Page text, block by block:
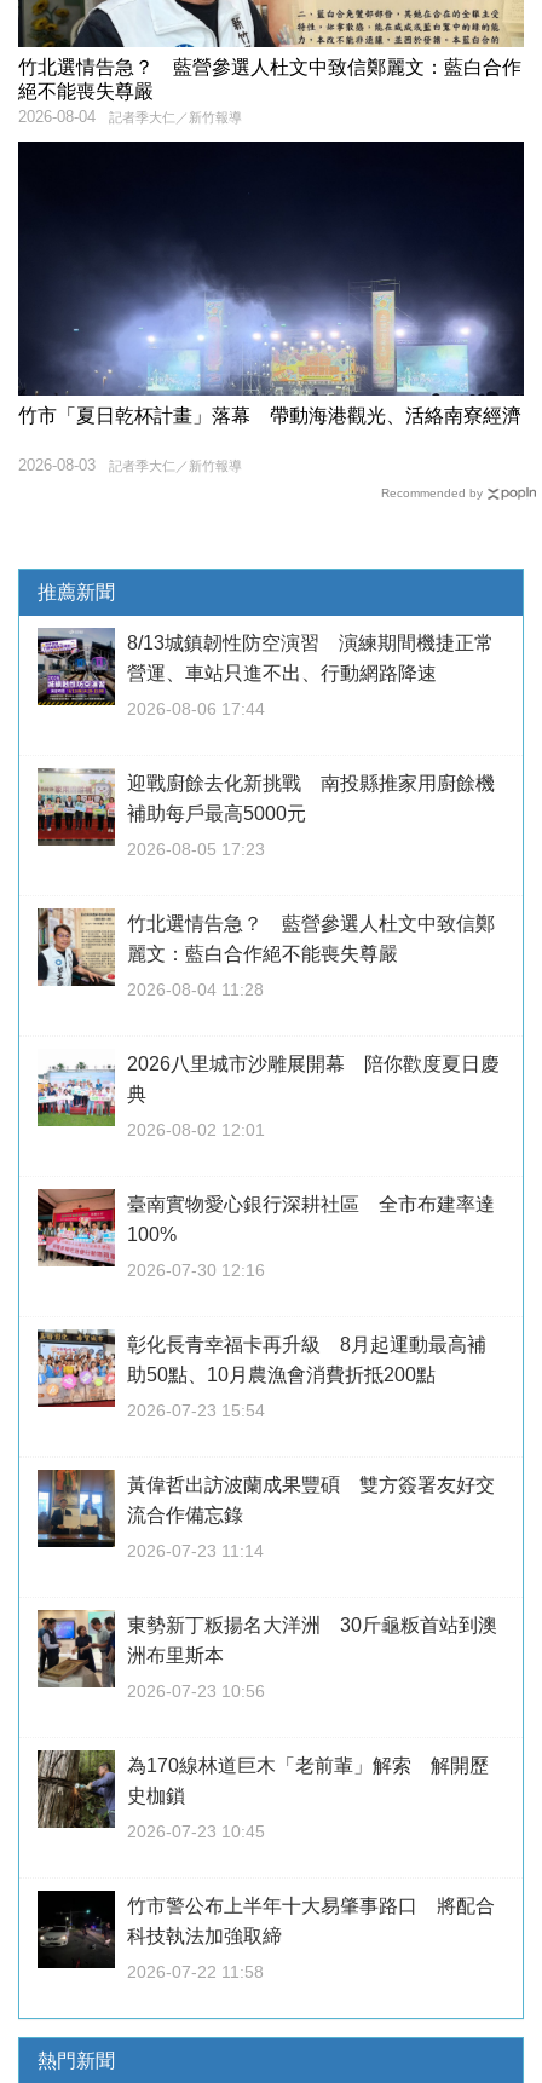
竹北選情告急？ 藍營參選人杜文中致信鄭麗文：藍白合作
絕不能喪失尊嚴
記者季大仁／新竹報導
2026-08-04
竹市「夏日乾杯計畫」落幕 帶動海港觀光、活絡南寮經濟
記者季大仁／新竹報導
2026-08-03
Recommended by
推薦新聞
8/13城鎮韌性防空演習 演練期間機捷正常
營運、車站只進不出、行動網路降速
2026-08-06 17:44
迎戰廚餘去化新挑戰 南投縣推家用廚餘機
補助每戶最高5000元
2026-08-05 17:23
竹北選情告急？ 藍營參選人杜文中致信鄭
麗文：藍白合作絕不能喪失尊嚴
2026-08-04 11:28
2026八里城市沙雕展開幕 陪你歡度夏日慶
典
2026-08-02 12:01
臺南實物愛心銀行深耕社區 全市布建率達
100%
2026-07-30 12:16
彰化長青幸福卡再升級 8月起運動最高補
助50點、10月農漁會消費折抵200點
2026-07-23 15:54
黃偉哲出訪波蘭成果豐碩 雙方簽署友好交
流合作備忘錄
2026-07-23 11:14
東勢新丁粄揚名大洋洲 30斤龜粄首站到澳
洲布里斯本
2026-07-23 10:56
為170線林道巨木「老前輩」解索 解開歷
史枷鎖
2026-07-23 10:45
竹市警公布上半年十大易肇事路口 將配合
科技執法加強取締
2026-07-22 11:58
熱門新聞